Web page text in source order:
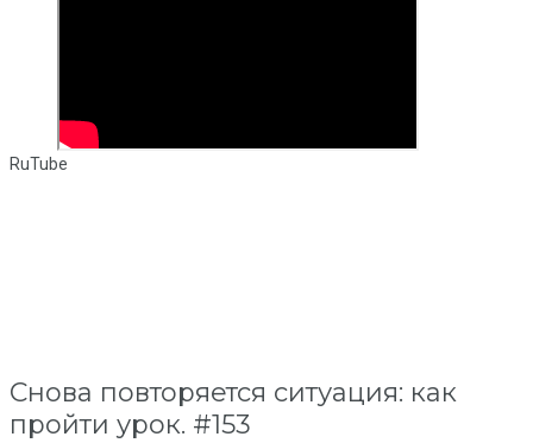
RuTube
Снова повторяется ситуация: как
пройти урок. #153